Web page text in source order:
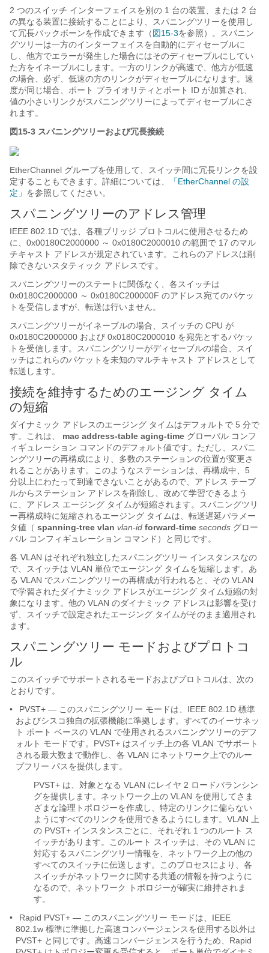
2 つのスイッチ インターフェイスを別の 1 台の装置、または 2 台
の異なる装置に接続することにより、スパニングツリーを使用し
て冗長バックボーンを作成できます（図15-3を参照）。スパニン
グツリーは一方のインターフェイスを自動的にディセーブルに
し、他方でエラーが発生した場合にはそのディセーブルにしてい
た方をイネーブルにします。一方のリンクが高速で、他方が低速
の場合、必ず、低速の方のリンクがディセーブルになります。速
度が同じ場合、ポート プライオリティとポート ID が加算され、
値の小さいリンクがスパニングツリーによってディセーブルにさ
れます。
図15-3 スパニングツリーおよび冗長接続
EtherChannel グループを使用して、スイッチ間に冗長リンクを設
定することもできます。詳細については、
「EtherChannel の設
定」 を参照してください。
スパニングツリーのアドレス管理
IEEE 802.1D では、各種ブリッジ プロトコルに使用させるため
に、0x00180C2000000 ～ 0x0180C2000010 の範囲で 17 のマル
チキャスト アドレスが規定されています。これらのアドレスは削
除できないスタティック アドレスです。
スパニングツリーのステートに関係なく、各スイッチは
0x0180C2000000 ～ 0x0180C200000F のアドレス宛てのパケッ
トを受信しますが、転送は行いません。
スパニングツリーがイネーブルの場合、スイッチの CPU が
0x0180C2000000 および 0x0180C2000010 を宛先とするパケッ
トを受信します。スパニングツリーがディセーブルの場合、スイ
ッチはこれらのパケットを未知のマルチキャスト アドレスとして
転送します。
接続を維持するためのエージング タイム
の短縮
ダイナミック アドレスのエージング タイムはデフォルトで 5 分で
す。これは、
mac address-table aging-time グローバル コンフ
ィギュレーション コマンドのデフォルト値です。ただし、スパニ
ングツリーの再構成により、多数のステーションの位置が変更さ
れることがあります。このようなステーションは、再構成中、5
分以上にわたって到達できないことがあるので、アドレス テーブ
ルからステーション アドレスを削除し、改めて学習できるよう
に、アドレス エージング タイムが短縮されます。スパニングツリ
ー再構成時に短縮されるエージング タイムは、転送遅延パラメー
タ値（ spanning-tree vlan vlan-id forward-time seconds グロー
バル コンフィギュレーション コマンド）と同じです。
各 VLAN はそれぞれ独立したスパニングツリー インスタンスなの
で、スイッチは VLAN 単位でエージング タイムを短縮します。あ
る VLAN でスパニングツリーの再構成が行われると、その VLAN
で学習されたダイナミック アドレスがエージング タイム短縮の対
象になります。他の VLAN のダイナミック アドレスは影響を受け
ず、スイッチで設定されたエージング タイムがそのまま適用され
ます。
スパニングツリー モードおよびプロトコ
ル
このスイッチでサポートされるモードおよびプロトコルは、次の
とおりです。
•
PVST+ ― このスパニングツリー モードは、IEEE 802.1D 標準
およびシスコ独自の拡張機能に準拠します。すべてのイーサネッ
ト ポート ベースの VLAN で使用されるスパニングツリーのデフ
ォルト モードです。PVST+ はスイッチ上の各 VLAN でサポート
される最大数まで動作し、各 VLAN にネットワーク上でのルー
プフリー パスを提供します。
PVST+ は、対象となる VLAN にレイヤ 2 ロードバランシン
グを提供します。ネットワーク上の VLAN を使用してさま
ざまな論理トポロジーを作成し、特定のリンクに偏らない
ようにすべてのリンクを使用できるようにします。VLAN 上
の PVST+ インスタンスごとに、それぞれ 1 つのルート ス
イッチがあります。このルート スイッチは、その VLAN に
対応するスパニングツリー情報を、ネットワーク上の他の
すべてのスイッチに伝送します。このプロセスにより、各
スイッチがネットワークに関する共通の情報を持つように
なるので、ネットワーク トポロジーが確実に維持されま
す。
•
Rapid PVST+ ― このスパニングツリー モードは、IEEE
802.1w 標準に準拠した高速コンバージェンスを使用する以外は
PVST+ と同じです。高速コンバージェンスを行うため、Rapid